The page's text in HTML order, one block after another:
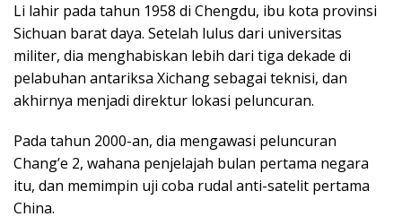
Li lahir pada tahun 1958 di Chengdu, ibu kota provinsi
Sichuan barat daya. Setelah lulus dari universitas
militer, dia menghabiskan lebih dari tiga dekade di
pelabuhan antariksa Xichang sebagai teknisi, dan
akhirnya menjadi direktur lokasi peluncuran.
Pada tahun 2000-an, dia mengawasi peluncuran
Chang’e 2, wahana penjelajah bulan pertama negara
itu, dan memimpin uji coba rudal anti-satelit pertama
China.